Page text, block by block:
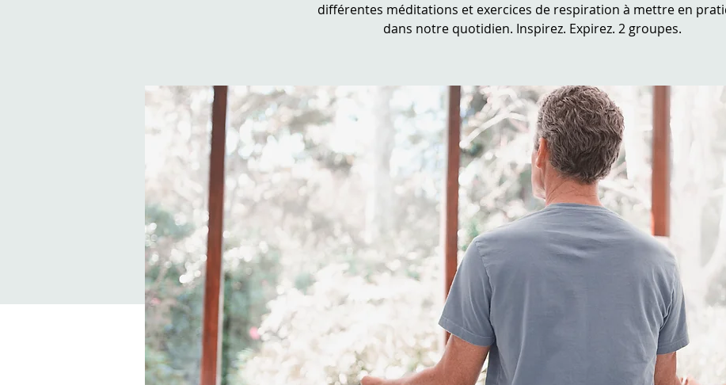
différentes méditations et exercices de respiration à mettre en
dans notre quotidien. Inspirez. Expirez. 2 groupes.